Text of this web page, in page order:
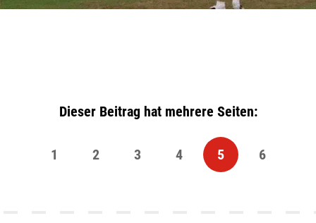
Dieser Beitrag hat mehrere Seiten:
1 2 3 4 5 6